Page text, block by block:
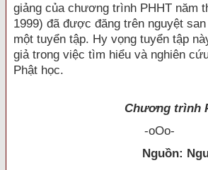
giảng của chương trình PHHT năm
1999) đã được đăng trên nguyệt san
một tuyển tập. Hy vọng tuyển tập
giả trong việc tìm hiểu và nghiên
Phật học.
Chương trình
-oOo-
Nguồn: